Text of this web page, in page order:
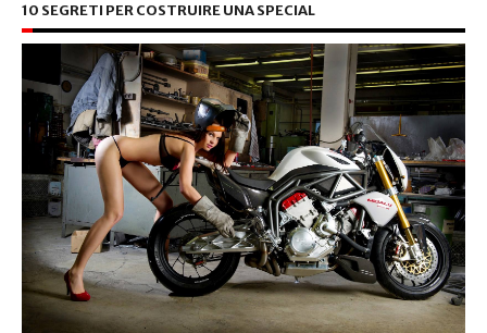
10 SEGRETI PER COSTRUIRE UNA SPECIAL